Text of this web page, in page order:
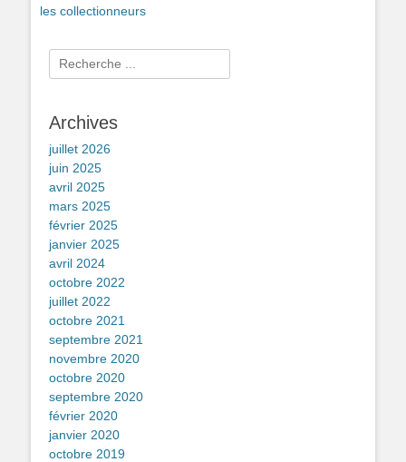
les collectionneurs
Rechercher :
Archives
juillet 2026
juin 2025
avril 2025
mars 2025
février 2025
janvier 2025
avril 2024
octobre 2022
juillet 2022
octobre 2021
septembre 2021
novembre 2020
octobre 2020
septembre 2020
février 2020
janvier 2020
octobre 2019